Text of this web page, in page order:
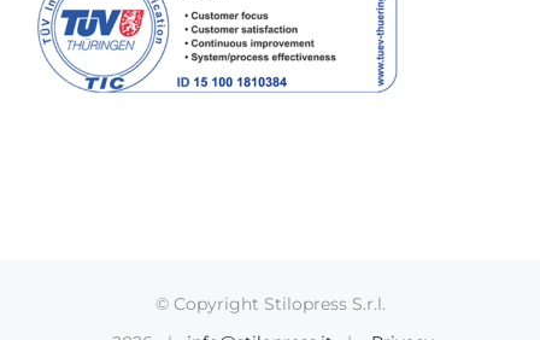
© Copyright Stilopress S.r.l.